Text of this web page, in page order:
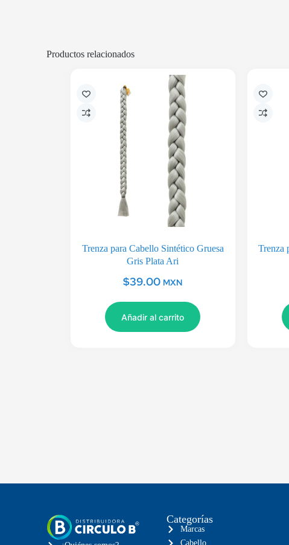
Productos relacionados
Trenza para Cabello Sintético Gruesa
Gris Plata Ari
$39.00 MXN
Añadir al carrito
Trenza
Categorías
Marcas
Cabello